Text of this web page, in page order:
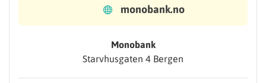
monobank.no
Monobank
Starvhusgaten 4 Bergen